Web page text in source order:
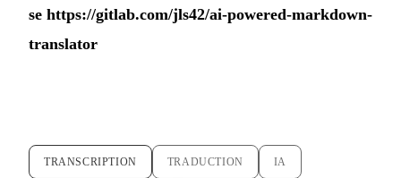
se https://gitlab.com/jls42/ai-powered-markdown-
translator
TRANSCRIPTION TRADUCTION IA